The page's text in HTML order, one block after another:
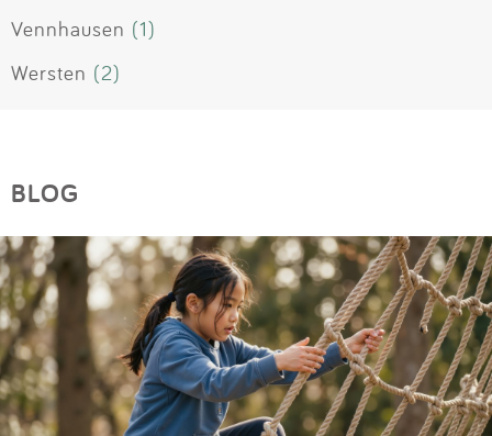
Vennhausen (1)
Wersten (2)
BLOG